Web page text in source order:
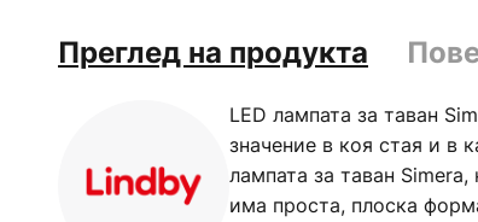
Преглед на продукта
LED лампата за таван
значение в коя стая и в
лампата за таван
има проста, плоска